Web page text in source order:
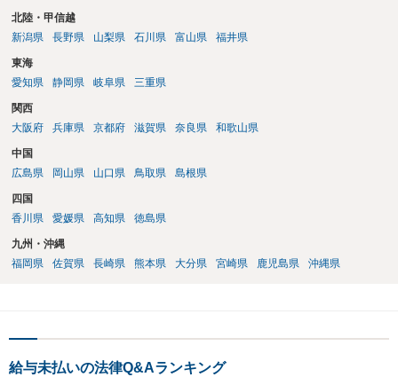
北陸・甲信越
新潟県
長野県 山梨県 石川県 富山県 福井県
東海
愛知県
静岡県 岐阜県 三重県
関西
大阪府
兵庫県 京都府 滋賀県 奈良県 和歌山県
中国
広島県
岡山県 山口県 鳥取県 島根県
四国
香川県
愛媛県 高知県 徳島県
九州・沖縄
福岡県
佐賀県 長崎県 熊本県 大分県 宮崎県 鹿児島県 沖縄県
給与未払いの法律Q&Aランキング